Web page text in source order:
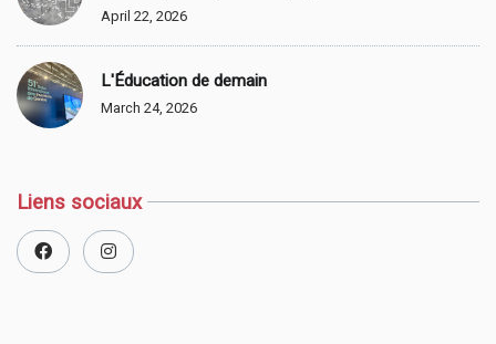
April 22, 2026
L'Éducation de demain
March 24, 2026
Liens sociaux